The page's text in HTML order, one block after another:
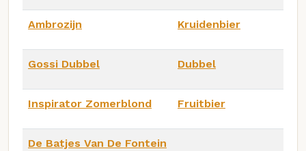
Ambrozijn Kruidenbier
Gossi Dubbel Dubbel
Inspirator Zomerblond Fruitbier
De Batjes Van De Fontein